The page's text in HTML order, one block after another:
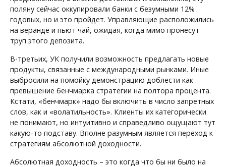
поляну сейчас оккупировали банки с безумными 12%
годовых, но и это пройдет. Управляющие расположились
на веранде и пьют чай, ожидая, когда мимо пронесут
труп этого депозита.
В-третьих, УК получили возможность предлагать новые
продукты, связанные с международными рынками. Иные
выбросили на помойку демонстрацию доблести как
превышение бенчмарка стратегии на полтора процента.
Кстати, «бенчмарк» надо бы включить в число запретных
слов, как и «волатильность». Клиенты их категорически
не понимают, но интуитивно и справедливо ощущают тут
какую-то подставу. Вполне разумным является переход к
стратегиям абсолютной доходности.
Абсолютная доходность – это когда что бы ни было на